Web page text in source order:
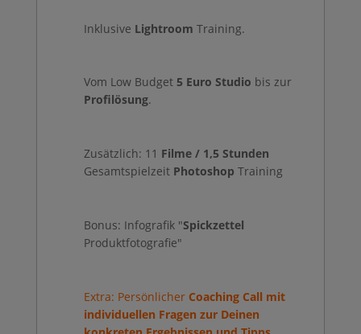
Inklusive Lightroom Training.
Vom Low Budget 5 Euro Studio bis zur
Profilösung.
Zusätzlich: 11 Filme / 1,5 Stunden
GesamtspielzeitPhotoshop Training
Bonus: Infografik "Spickzettel
Produktfotografie"
Extra: Persönlicher Coaching Call mit
individuellen Fragen zur Deinen